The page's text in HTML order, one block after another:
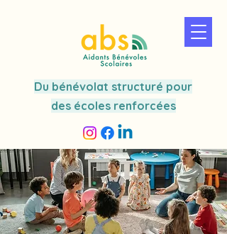
Du bénévolat structuré pour
des écoles renforcées